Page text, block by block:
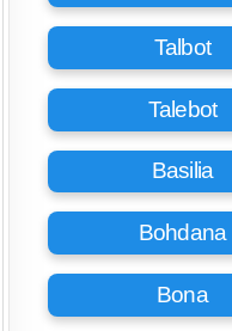
Talbot
Talebot
Basilia
Bohdana
Bona